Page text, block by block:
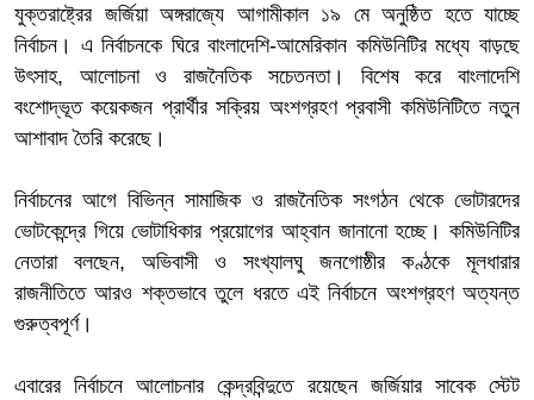
যুক্তরাষ্ট্রের জর্জিয়া অঙ্গরাজ্যে আগামীকাল ১৯ মে অনুষ্ঠিত হতে যাচ্ছে
নির্বাচন। এ নির্বাচনকে ঘিরে বাংলাদেশি-আমেরিকান কমিউনিটির মধ্যে বাড়ছে
উৎসাহ, আলোচনা ও রাজনৈতিক সচেতনতা। বিশেষ করে বাংলাদেশি
বংশোদ্ভূত কয়েকজন প্রার্থীর সক্রিয় অংশগ্রহণ প্রবাসী কমিউনিটিতে নতুন
আশাবাদ তৈরি করেছে।
নির্বাচনের আগে বিভিন্ন সামাজিক ও রাজনৈতিক সংগঠন থেকে ভোটারদের
ভোটকেন্দ্রে গিয়ে ভোটাধিকার প্রয়োগের আহ্বান জানানো হচ্ছে। কমিউনিটির
নেতারা বলছেন, অভিবাসী ও সংখ্যালঘু জনগোষ্ঠীর কণ্ঠকে মূলধারার
রাজনীতিতে আরও শক্তভাবে তুলে ধরতে এই নির্বাচনে অংশগ্রহণ অত্যন্ত
গুরুত্বপূর্ণ।
এবারের নির্বাচনে আলোচনার কেন্দ্রবিন্দুতে রয়েছেন জর্জিয়ার সাবেক স্টেট